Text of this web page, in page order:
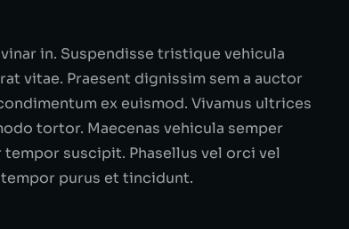
in. Suspendisse tristique vehicula
vitae. Praesent dignissim sem a auctor
ex euismod. Vivamus ultrices
tortor. Maecenas vehicula semper
suscipit. Phasellus vel orci vel
purus et tincidunt.